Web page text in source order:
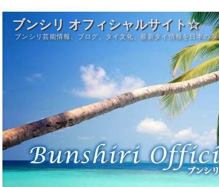
ブンシリ オフィシャルサイト☆
ブンシリ芸能情報、ブログ、タイ文化、最新タイ情報を日本の